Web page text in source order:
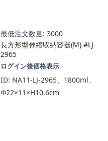
最低注文数量: 3000
長方形型伸縮収納容器(M) #LJ-
2965
ログイン後価格表示
ID: NA11-LJ-2965、1800ml、
Φ22×11×H10.6cm